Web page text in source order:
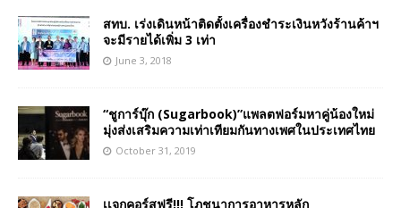
สทบ. เร่งเดินหน้าติดตั้งเครื่องชำระเงินหวังร้านค้าฯ
จะมีรายได้เพิ่ม 3 เท่า
June 3, 2018
“ชูการ์บุ๊ก (Sugarbook)”แพลตฟอร์มหาคู่น้องใหม่
มุ่งส่งเสริมความเท่าเทียมกันทางเพศในประเทศไทย
October 31, 2019
เเจกคอร์สฟรี!!! โภชนาการอาหารหลัก